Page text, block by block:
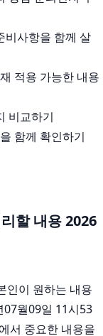
비사항을 함께 살
적용 가능한 내용
비교하기
함께 확인하기
할 내용 2026
인이 원하는 내용
07월09일 11시53
서 중요한 내용을